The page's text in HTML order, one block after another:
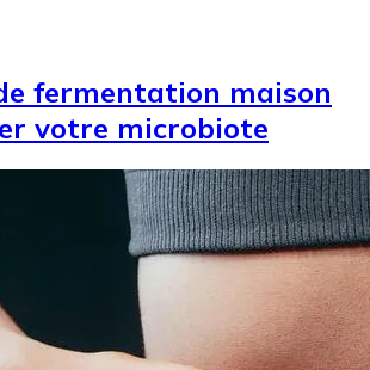
fermentation maison
votre microbiote